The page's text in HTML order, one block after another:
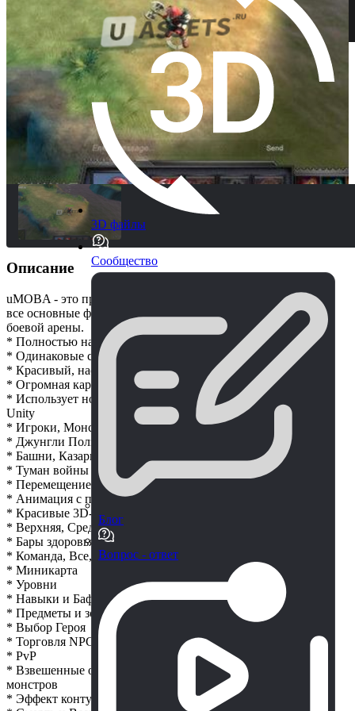
3D файлы
Сообщество
Блог
Вопрос - ответ
Описание
uMOBA - это простой и мощный проект, который содержит
все основные функции многопользовательской онлайн-
боевой арены.
* Полностью на основе Unity + UNET
* Одинаковые сценарии для Клиента и сервера
* Красивый, настраиваемый пользовательский интерфейс
* Огромная карта размером с моба
* Использует новую систему пользовательского интерфейса
Unity
* Игроки, Монстры, NPC
* Джунгли Ползут
* Башни, Казармы, Базы
* Туман войны и проверка близости команды
* Перемещение с помощью навигации
* Анимация с помощью Mecanim
* Красивые 3D-модели
* Верхняя, Средняя, Нижняя полосы движения
* Бары здоровья на основе команды
* Команда, Все, Шепот, Информационный чат
* Миникарта
* Уровни
* Навыки и Баффы, Навыки AoE, Уровни навыков
* Предметы и золото
* Выбор Героя
* Торговля NPC
* PvP
* Взвешенные области навигационной сетки для ИИ
монстров
* Эффект контура наведения курсора мыши